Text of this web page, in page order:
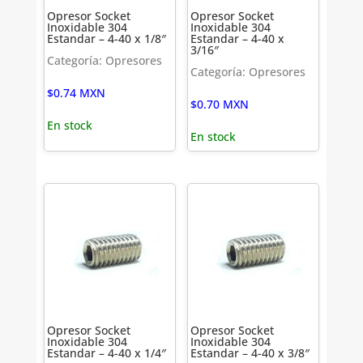
Opresor Socket
Inoxidable 304
Estandar – 4-40 x 1/8″
Categoría: Opresores
$0.74 MXN
En stock
Opresor Socket
Inoxidable 304
Estandar – 4-40 x
3/16″
Categoría: Opresores
$0.70 MXN
En stock
Opresor Socket
Inoxidable 304
Estandar – 4-40 x 1/4″
Opresor Socket
Inoxidable 304
Estandar – 4-40 x 3/8″